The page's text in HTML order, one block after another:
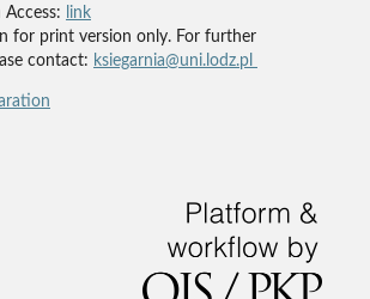
link
for print version only. For further
contact: ksiegarnia@uni.lodz.pl